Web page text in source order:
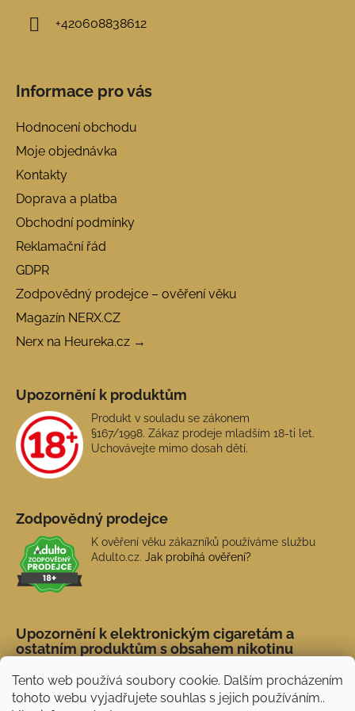
Tento web používá soubory cookie. Dalším procházením
tohoto webu vyjadřujete souhlas s jejich používáním..
+420608838612
Informace pro vás
Hodnocení obchodu
Moje objednávka
Kontakty
Doprava a platba
Obchodní podmínky
Reklamační řád
GDPR
Zodpovědný prodejce – ověření věku
Magazín NERX.CZ
Nerx na Heureka.cz →
Upozornění k produktům
Produkt v souladu se zákonem
§167/1998. Zákaz prodeje mladším 18-ti let.
Uchovávejte mimo dosah dětí.
Zodpovědný prodejce
K ověření věku zákazníků používáme službu
Adulto.cz. Jak probíhá ověření?
Upozornění k elektronickým cigaretám a
ostatním produktům s obsahem nikotinu